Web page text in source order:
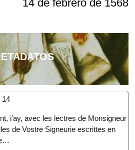
14 de febrero de 1568
14
i’ay, avec les lectres de Monsigneur
de Vostre Signeurie escrittes en